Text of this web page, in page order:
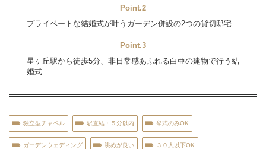
Point.2
プライベートな結婚式が叶うガーデン併設の2つの貸切邸宅
Point.3
星ヶ丘駅から徒歩5分、非日常感あふれる白亜の建物で行う結
婚式
独立型チャペル 駅直結・５分以内 挙式のみOK
ガーデンウェディング 眺めが良い ３０人以下OK